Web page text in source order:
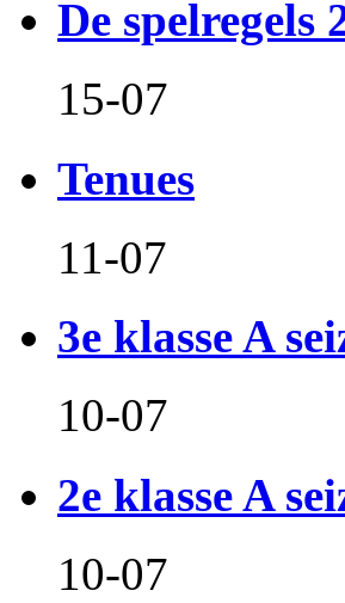
De spelregels
15-07
Tenues
11-07
3e klasse A
10-07
2e klasse A
10-07